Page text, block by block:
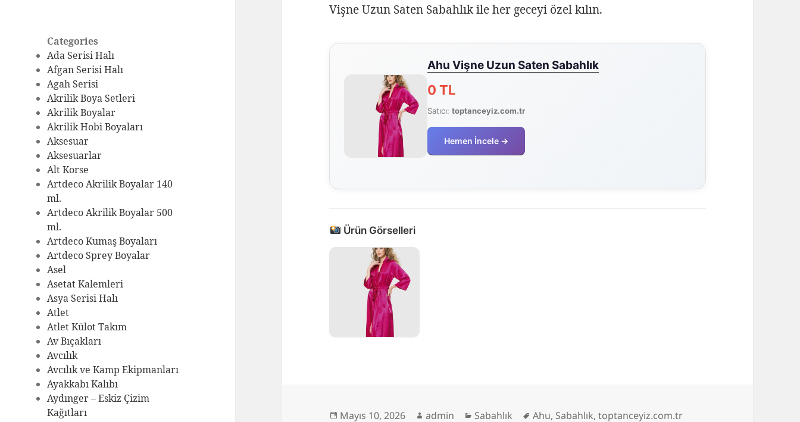
Categories
Ada Serisi Halı
Afgan Serisi Halı
Agah Serisi
Akrilik Boya Setleri
Akrilik Boyalar
Akrilik Hobi Boyaları
Aksesuar
Aksesuarlar
Alt Korse
Artdeco Akrilik Boyalar 140
ml.
Artdeco Akrilik Boyalar 500
ml.
Artdeco Kumaş Boyaları
Artdeco Sprey Boyalar
Asel
Asetat Kalemleri
Asya Serisi Halı
Atlet
Atlet Külot Takım
Av Bıçakları
Avcılık
Avcılık ve Kamp Ekipmanları
Ayakkabı Kalıbı
Aydınger – Eskiz Çizim
Kağıtları
Vişne Uzun Saten Sabahlık ile her geceyi özel kılın.
Ahu Vişne Uzun Saten Sabahlık
0 TL
Satıcı:toptanceyiz.com.tr
Hemen İncele →
Ürün Görselleri
Yayın
Mayıs 10, 2026 Yazar
admin Kategoriler
Sabahlık Etiketler
Ahu, Sabahlık,toptanceyiz.com.tr